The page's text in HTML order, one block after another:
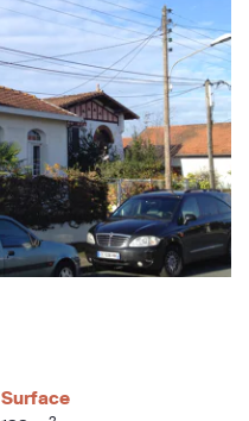
Surface